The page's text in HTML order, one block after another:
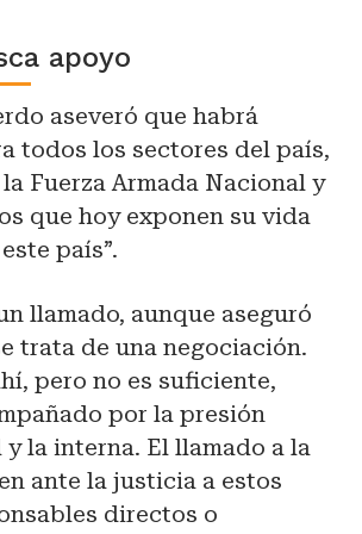
apoyo
aseveró que habrá
todos los sectores del país,
Fuerza Armada Nacional y
que hoy exponen su vida
país”.
llamado, aunque aseguró
trata de una negociación.
pero no es suficiente,
por la presión
la interna. El llamado a la
ante la justicia a estos
directos o